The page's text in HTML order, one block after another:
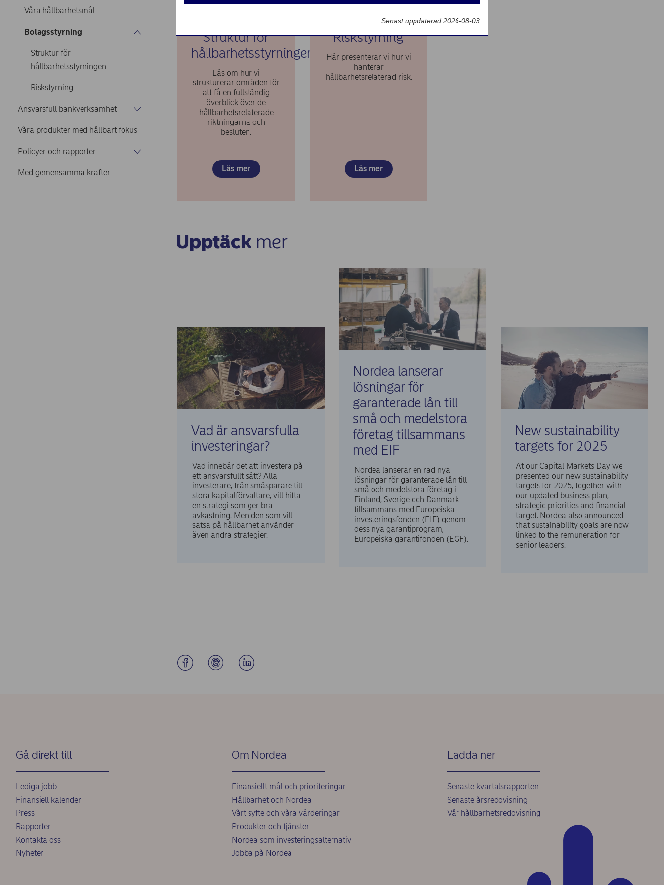
Våra hållbarhetsmål
Bolagsstyrning
Struktur för
hållbarhetsstyrningen
Riskstyrning
Ansvarsfull bankverksamhet
Våra produkter med hållbart fokus
Policyer och rapporter
Med gemensamma krafter
Struktur för
hållbarhetsstyrningen
Läs om hur vi
strukturerar områden för
att få en fullständig
överblick över de
hållbarhetsrelaterade
riktningarna och
besluten.
Läs mer
Riskstyrning
Här presenterar vi hur vi
hanterar
hållbarhetsrelaterad risk.
Läs mer
Upptäckmer
Vad är ansvarsfulla
investeringar?
Vad innebär det att investera på
ett ansvarsfullt sätt? Alla
investerare, från småsparare till
stora kapitalförvaltare, vill hitta
en strategi som ger bra
avkastning. Men den som vill
satsa på hållbarhet använder
även andra strategier.
Nordea lanserar
lösningar för
garanterade lån till
små och medelstora
företag tillsammans
med EIF
Nordea lanserar en rad nya
lösningar för garanterade lån till
små och medelstora företag i
Finland, Sverige och Danmark
tillsammans med Europeiska
investeringsfonden (EIF) genom
dess nya garantiprogram,
Europeiska garantifonden (EGF).
New sustainability
targets for 2025
At our Capital Markets Day we
presented our new sustainability
targets for 2025, together with
our updated business plan,
strategic priorities and financial
target. Nordea also announced
that sustainability goals are now
linked to the remuneration for
senior leaders.
Gå direkt till
Lediga jobb
Finansiell kalender
Press
Rapporter
Kontakta oss
Nyheter
Om Nordea
Finansiellt mål och prioriteringar
Hållbarhet och Nordea
Vårt syfte och våra värderingar
Produkter och tjänster
Nordea som investeringsalternativ
Jobba på Nordea
Ladda ner
Senaste kvartalsrapporten
Senaste årsredovisning
Vår hållbarhetsredovisning
Marknadsföring
Senast uppdaterad 2026-08-03